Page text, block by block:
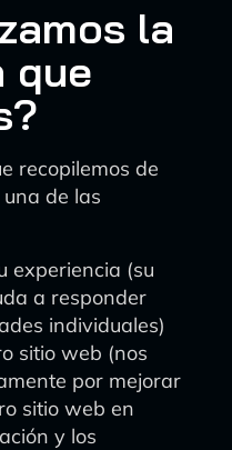
la
que
recopilemos de
de las
experiencia (su
a responder
individuales)
sitio web (nos
por mejorar
sitio web en
y los